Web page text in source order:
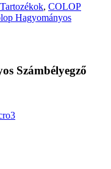
, COLOP
Hagyományos
Számbélyegző